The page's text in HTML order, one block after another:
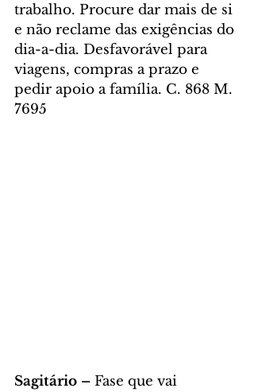
trabalho. Procure dar mais de si
e não reclame das exigências do
dia-a-dia. Desfavorável para
viagens, compras a prazo e
pedir apoio a família. C. 868 M.
7695
Sagitário – Fase que vai